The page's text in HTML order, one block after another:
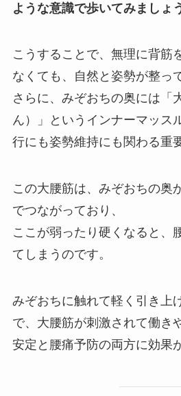
ような意識で歩いてみましょ
こうすることで、無理に背筋
なくても、自然と姿勢が整っ
さらに、みぞおちの奥には「
ん）」というインナーマッス
行にも姿勢維持にも関わる重
この大腰筋は、みぞおちの奥
でつながっており、
ここが弱ったり硬くなると、
てしまうのです。
みぞおちに触れて軽く引き上
で、大腰筋が刺激されて働き
安定と腰痛予防の両方に効果